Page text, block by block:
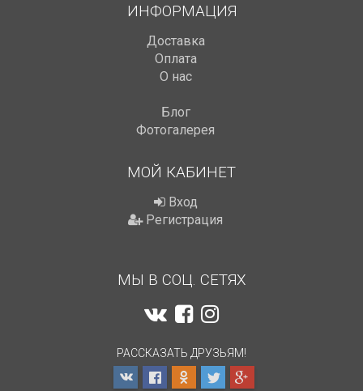
ИНФОРМАЦИЯ
Доставка
Оплата
О нас
Блог
Фотогалерея
МОЙ КАБИНЕТ
Вход
Регистрация
МЫ В СОЦ. СЕТЯХ
РАССКАЗАТЬ ДРУЗЬЯМ!